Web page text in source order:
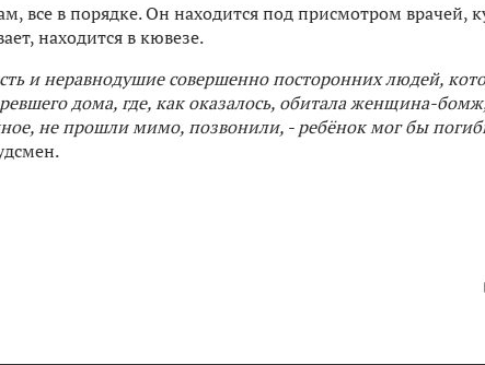
все в порядке. Он находится под присмотром врачей,
находится в кювезе.
и неравнодушие совершенно посторонних людей,
дома, где, как оказалось, обитала женщина-
не прошли мимо, позвонили, - ребёнок мог бы